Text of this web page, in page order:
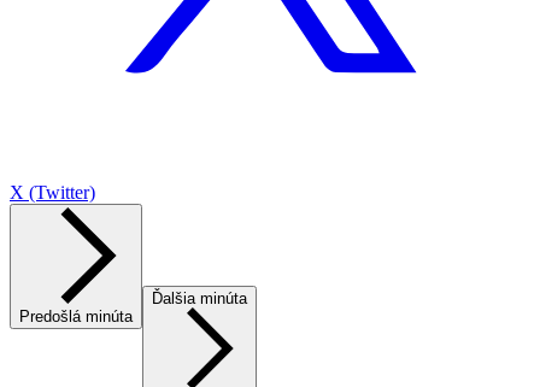
X (Twitter)
Predošlá minúta
Ďalšia minúta